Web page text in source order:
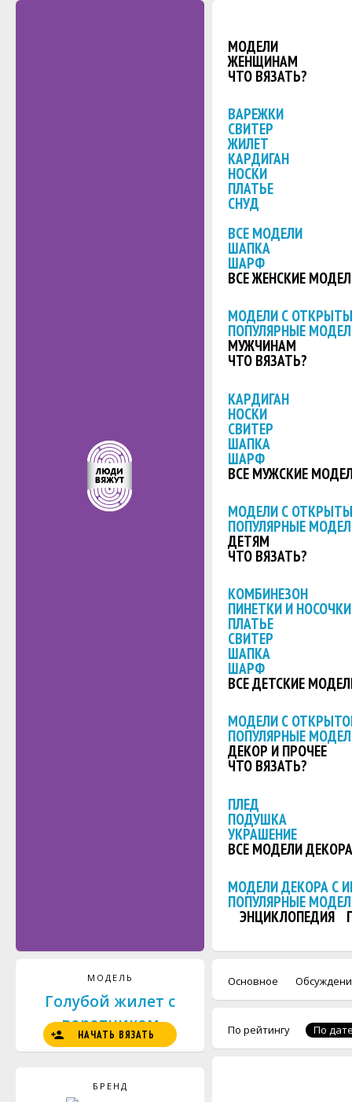
МОДЕЛИ
ЖЕНЩИНАМ
ЧТО ВЯЗАТЬ?
ВАРЕЖКИ
СВИТЕР
ЖИЛЕТ
КАРДИГАН
НОСКИ
ПЛАТЬЕ
СНУД
ВСЕ МОДЕЛИ
ШАПКА
ШАРФ
ВСЕ ЖЕНСКИЕ
МОДЕЛИ С
ПОПУЛЯРНЫЕ
МУЖЧИНАМ
ЧТО ВЯЗАТЬ?
КАРДИГАН
НОСКИ
СВИТЕР
ШАПКА
ШАРФ
ВСЕ МУЖСКИЕ
МОДЕЛИ С
ПОПУЛЯРНЫЕ
ДЕТЯМ
ЧТО ВЯЗАТЬ?
КОМБИНЕЗОН
ПИНЕТКИ И НОСОЧКИ
ПЛАТЬЕ
СВИТЕР
ШАПКА
ШАРФ
ВСЕ ДЕТСКИЕ
МОДЕЛИ С
ПОПУЛЯРНЫЕ
ДЕКОР И ПРОЧЕЕ
ЧТО ВЯЗАТЬ?
ПЛЕД
ПОДУШКА
УКРАШЕНИЕ
ВСЕ МОДЕЛИ ДЕКОРА
МОДЕЛИ ДЕКОРА С
ПОПУЛЯРНЫЕ
ЭНЦИКЛОПЕДИЯ
МОДЕЛЬ
Голубой жилет с
воротником
НАЧАТЬ ВЯЗАТЬ
БРЕНД
Основное
По рейтингу По